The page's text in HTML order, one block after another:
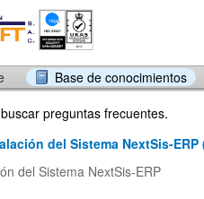
Base de conocimientos
preguntas frecuentes.
del Sistema NextSis-ERP
del Sistema NextSis-ERP